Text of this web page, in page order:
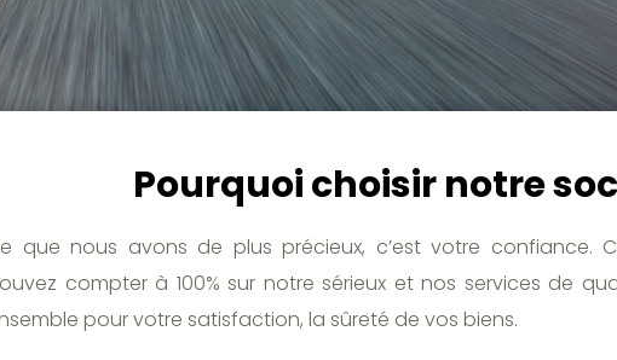
Pourquoi choisir notre
que nous avons de plus précieux, c’est votre confiance.
compter à 100% sur notre sérieux et nos services de
pour votre satisfaction, la sûreté de vos biens.